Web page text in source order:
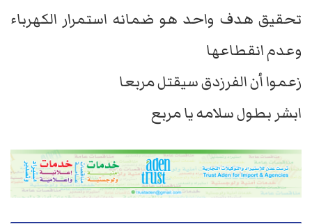
تحقيق هدف واحد هو ضمانه استمرار الكهرباء
وعدم انقطاعها
زعموا أن الفرزدق سيقتل مربعا
ابشر بطول سلامه يا مربع